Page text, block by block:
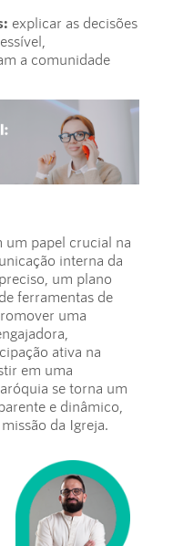
explicar as decisões
a comunidade
um papel crucial na
interna da
um plano
ferramentas de
uma
ativa na
em uma
se torna um
e dinâmico,
da Igreja.